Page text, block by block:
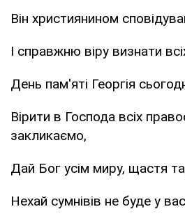
Він християнином
І справжню віру визнати
День пам'яті Георгія
Вірити в Господа всіх
закликаємо,
Дай Бог усім миру, щастя
Нехай сумнівів не буде у